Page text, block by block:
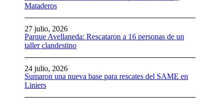
Mataderos
Parque Avellaneda: Rescataron a 16 personas de un
taller clandestino
27 julio, 2026
Sumaron una nueva base para rescates del SAME en
Liniers
24 julio, 2026